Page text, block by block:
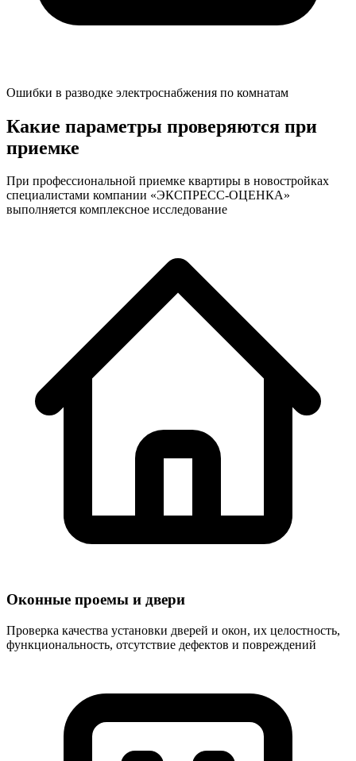
Ошибки в разводке электроснабжения по комнатам
Какие параметры проверяются при
приемке
При профессиональной приемке квартиры в новостройках
специалистами компании «ЭКСПРЕСС-ОЦЕНКА»
выполняется комплексное исследование
Оконные проемы и двери
Проверка качества установки дверей и окон, их целостность,
функциональность, отсутствие дефектов и повреждений